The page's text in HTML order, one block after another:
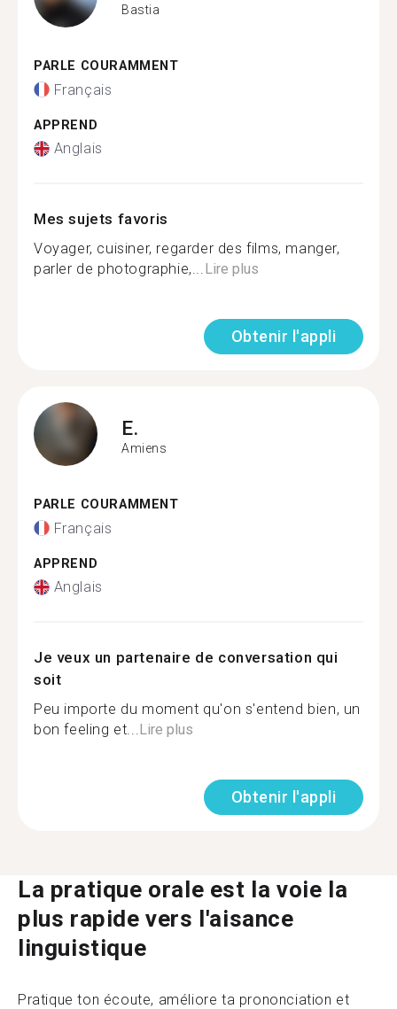
Bastia
PARLE COURAMMENT
Français
APPREND
Anglais
Mes sujets favoris
Voyager, cuisiner, regarder des films, manger,
parler de photographie,...Lire plus
Obtenir l'appli
E.
Amiens
PARLE COURAMMENT
Français
APPREND
Anglais
Je veux un partenaire de conversation qui
soit
Peu importe du moment qu'on s'entend bien, un
bon feeling et...Lire plus
Obtenir l'appli
La pratique orale est la voie la
plus rapide vers l'aisance
linguistique
Pratique ton écoute, améliore ta prononciation et